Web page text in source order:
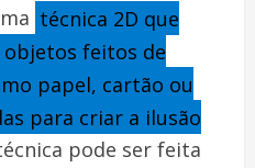
técnica 2D que
feitos de
papel, cartão ou
para criar a ilusão
pode ser feita